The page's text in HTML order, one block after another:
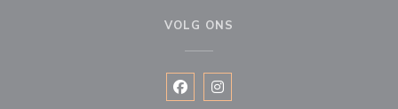
VOLG ONS
Facebook ((opent in een nieuw
Instagram ((opent in een